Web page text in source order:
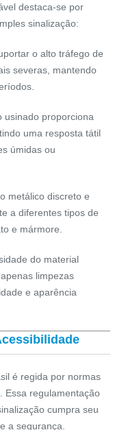
destaca-se por
sinalização:
o alto tráfego de
severas, mantendo
usinado proporciona
uma resposta tátil
úmidas ou
metálico discreto e
a diferentes tipos de
e mármore.
do material
limpezas
e aparência
é regida por normas
. Essa regulamentação
cumpra seu
a segurança.